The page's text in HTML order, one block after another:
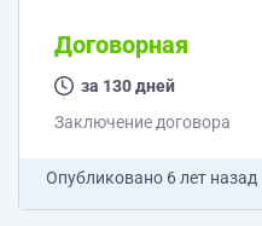
Серьезный проект с
перевернем
большой кусок от него.
Договорная
за 130 дней
Заключение договора
Опубликовано 6 лет назад